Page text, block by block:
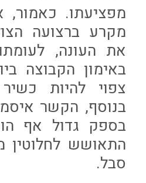
מפציעתו. כאמור,
מקרע ברצועה
את העונה,
באימון הקבוצה
צפוי להיות
בנוסף, הקשר
בספק גדול אף
התאושש לחלוטין
סבל.